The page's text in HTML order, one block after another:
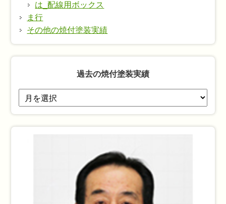
は_配線用ボックス
ま行
その他の焼付塗装実績
過去の焼付塗装実績